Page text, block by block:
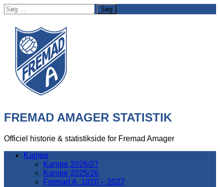
Søg
efter:
FREMAD AMAGER STATISTIK
Officiel historie & statistikside for Fremad Amager
Kampe
Kampe 2026/27
Kampe 2025/26
Fremad A. 1910 – 2027